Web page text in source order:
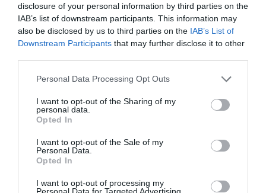
disclosure of your personal information by third parties on the
IAB’s list of downstream participants. This information may
also be disclosed by us to third parties on the IAB’s List of
Downstream Participants that may further disclose it to other
Please note that this website/app uses one or more Google
not limited to your visit or usage behaviour. You may click to
grant or deny consent to Google and its third-party tags to
use your data for below specified purposes in below Google
consent section.
Personal Data Processing Opt Outs
I want to opt-out of the Sharing of my
personal data.
Opted In
I want to opt-out of the Sale of my
Personal Data.
Opted In
I want to opt-out of processing my
Personal Data for Targeted Advertising.
10.08.2026
ΕΟΤ: Πρωτιές της Ελλάδας σε κορυφαία
τουριστικά βραβεία των ΗΠΑ